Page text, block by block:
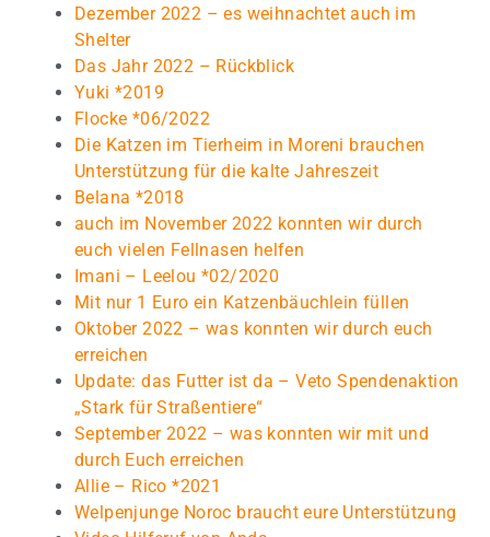
Dezember 2022 – es weihnachtet auch im
Shelter
Das Jahr 2022 – Rückblick
Yuki *2019
Flocke *06/2022
Die Katzen im Tierheim in Moreni brauchen
Unterstützung für die kalte Jahreszeit
Belana *2018
auch im November 2022 konnten wir durch
euch vielen Fellnasen helfen
Imani – Leelou *02/2020
Mit nur 1 Euro ein Katzenbäuchlein füllen
Oktober 2022 – was konnten wir durch euch
erreichen
Update: das Futter ist da – Veto Spendenaktion
„Stark für Straßentiere“
September 2022 – was konnten wir mit und
durch Euch erreichen
Allie – Rico *2021
Welpenjunge Noroc braucht eure Unterstützung